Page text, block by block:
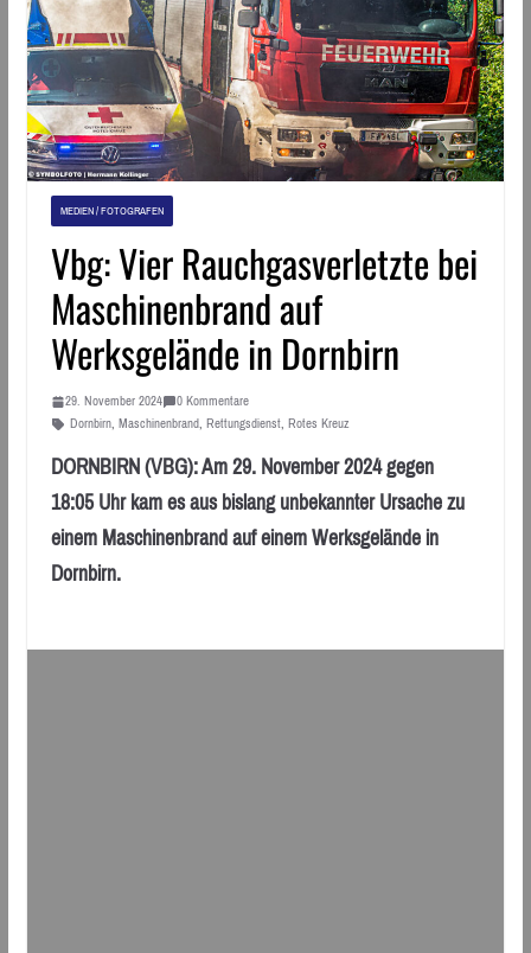
MEDIEN / FOTOGRAFEN
Vbg: Vier Rauchgasverletzte bei
Maschinenbrand auf
Werksgelände in Dornbirn
29. November 2024
0 Kommentare
Dornbirn, Maschinenbrand, Rettungsdienst, Rotes Kreuz
DORNBIRN (VBG): Am 29. November 2024 gegen
18:05 Uhr kam es aus bislang unbekannter Ursache zu
einem Maschinenbrand auf einem Werksgelände in
Dornbirn.